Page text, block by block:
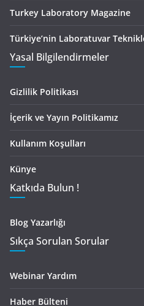
Turkey Laboratory Magazine
Türkiye’nin Laboratuvar
Yasal Bilgilendirmeler
Gizlilik Politikası
İçerik ve Yayın Politikamız
Kullanım Koşulları
Künye
Katkıda Bulun !
Blog Yazarlığı
Sıkça Sorulan Sorular
Webinar Yardım
Haber Bülteni